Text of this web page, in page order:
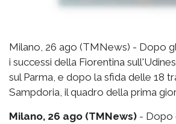
Milano, 26 ago (TMNews) - Dopo
i successi della Fiorentina
sul Parma, e dopo la sfida delle 18
Sampdoria, il quadro della prima
Milano, 26 ago (TMNews) - Dopo